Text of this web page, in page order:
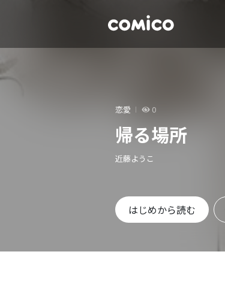
恋愛 0
帰る場所
近藤ようこ
はじめから読む